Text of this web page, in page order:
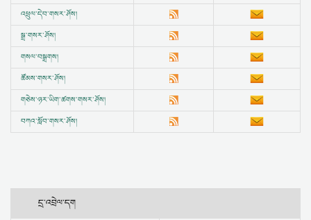
འཕྲུལ་དེབ་གསར་ཤོས།
སྒྲ་གསར་ཤོས།
གསལ་བསྒྲགས།
ཚོམས་གསར་ཤོས།
གཅེས་ཉར་ཡིག་ཚགས་གསར་ཤོས།
བཀའ་སློབ་གསར་ཤོས།
དྲ་འབྲེལ་དག